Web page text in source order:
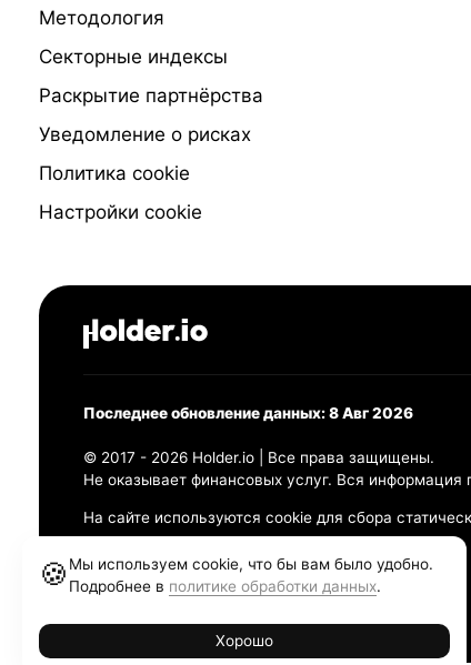
Методология
Секторные индексы
Раскрытие партнёрства
Уведомление о рисках
Политика cookie
Настройки cookie
Последнее обновление данных: 8 Авг 2026
© 2017 - 2026 Holder.io | Все права защищены.
Не оказывает финансовых услуг. Вся информация
На сайте используются cookie для сбора
Политика конфиденциальности
Правила использования
🍪 Мы используем cookie, что бы вам было удобно.
Подробнее в политике обработки данных.
Хорошо